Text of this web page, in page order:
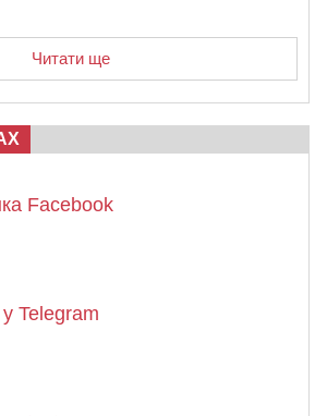
Читати ще
Facebook
Telegram